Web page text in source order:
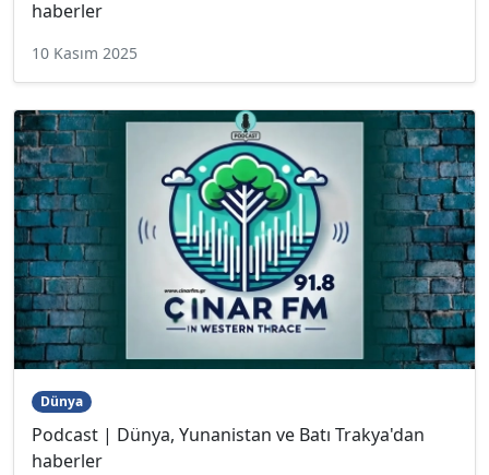
haberler
10 Kasım 2025
Dünya
Podcast | Dünya, Yunanistan ve Batı Trakya'dan
haberler